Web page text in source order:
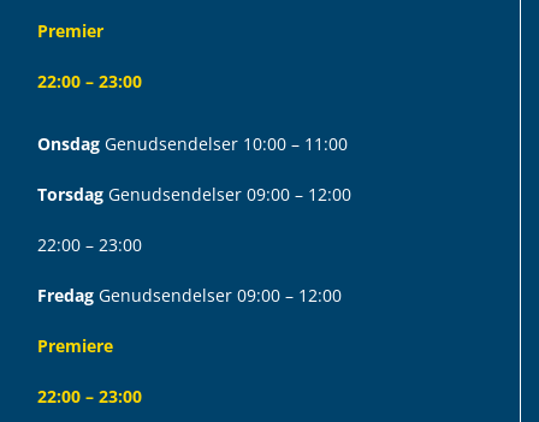
Premier
22:00 – 23:00
Onsdag Genudsendelser 10:00 – 11:00
Torsdag Genudsendelser 09:00 – 12:00
22:00 – 23:00
Fredag Genudsendelser 09:00 – 12:00
Premiere
22:00 – 23:00